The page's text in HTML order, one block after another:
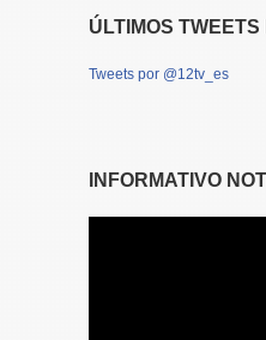
ÚLTIMOS TWEETS
Tweets por @12tv_es
INFORMATIVO